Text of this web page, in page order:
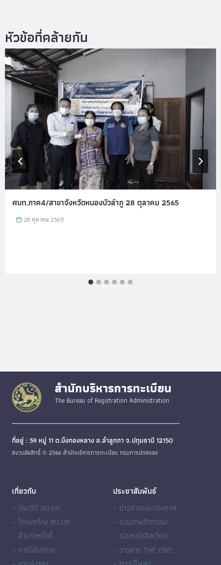
ศบท.ภาค4/สาขาจังหวัดหนองบัวลำภู 28 ตุลาคม 2565
28 ตุลาคม 2565
สำนักบริหารการทะเบียน
The Bureau of Registration Administration
ที่อยู่ : 59 หมู่ 11 ต.บึงทองหลาง อ.ลำลูกกา จ.ปทุมธานี 12150
สงวนลิขสิทธิ์ © 2566 สำนักบริหารการทะเบียน กรมการปกครอง
เกี่ยวกับ
– ประวัติ สน.บท.
– โครงสร้าง สน.บท.
– อำนาจหน้าที่
– การให้บริการ
ประชาสัมพันธ์
– ข่าวสารและประกาศ
– รวมภาพกิจกรรม
– รวมหนังสือเวียน
– วารสาร THE ONE